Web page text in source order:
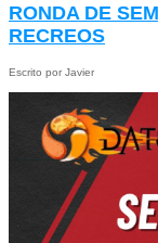
RONDA DE
RECREOS
Escrito por Javier